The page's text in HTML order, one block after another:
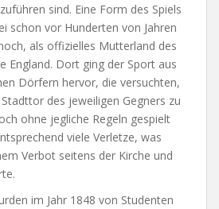
sind. Eine Form des Spiels
schon vor Hunderten von Jahren
als offizielles Mutterland des
England. Dort ging der Sport aus
Dörfern hervor, die versuchten,
des jeweiligen Gegners zu
ohne jegliche Regeln gespielt
viele Verletze, was
Verbot seitens der Kirche und
im Jahr 1848 von Studenten